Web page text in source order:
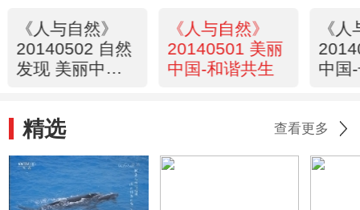
《人与自然》
20140502 自然
发现 美丽中国-
《人与自然》
20140501 美丽
中国-和谐共生
《
中国
精选 查看更多